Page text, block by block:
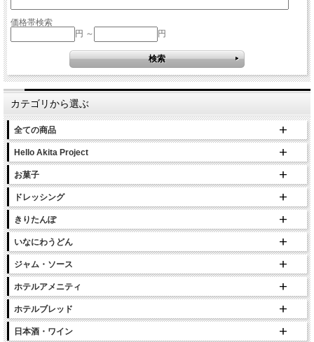
価格帯検索
円 ～
円
カテゴリから選ぶ
全ての商品
Hello Akita Project
お菓子
ドレッシング
きりたんぽ
いなにわうどん
ジャム・ソース
ホテルアメニティ
ホテルブレッド
日本酒・ワイン